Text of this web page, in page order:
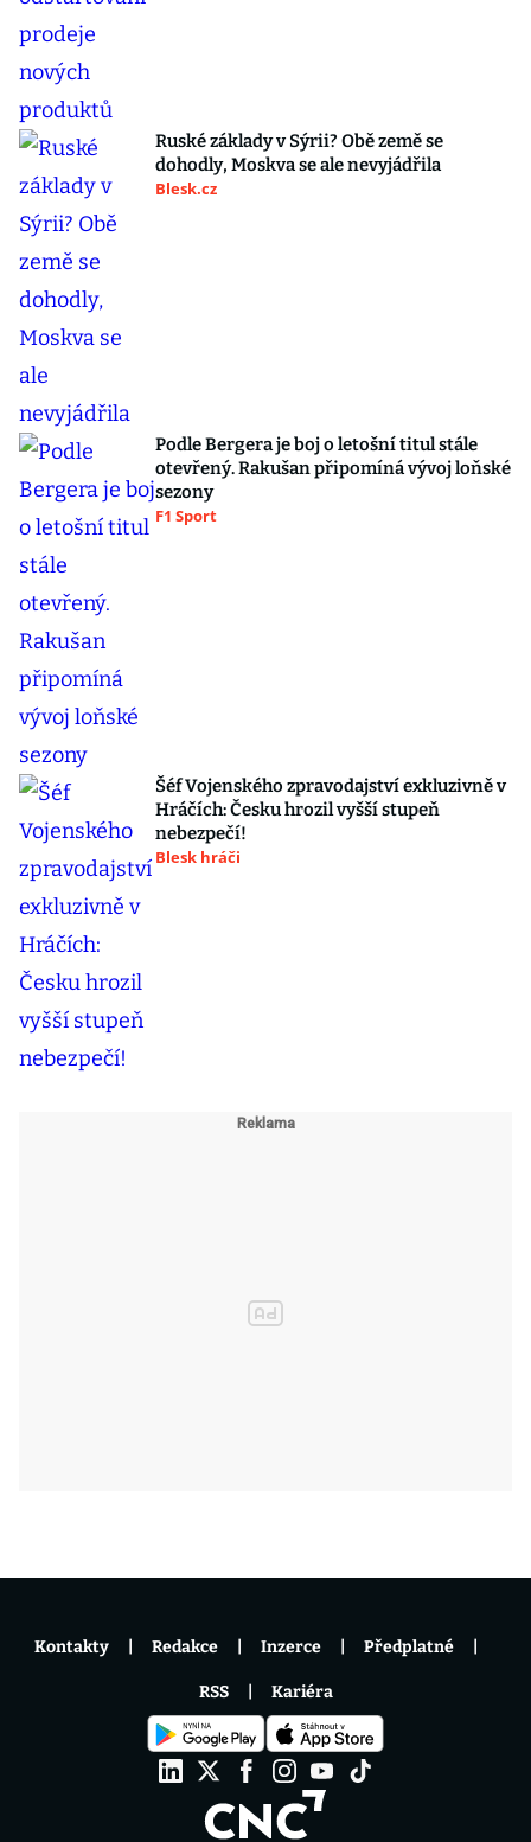
Ruské základy v Sýrii? Obě země se
dohodly, Moskva se ale nevyjádřila
Blesk.cz
Podle Bergera je boj o letošní titul stále
otevřený. Rakušan připomíná vývoj loňské
sezony
F1 Sport
Šéf Vojenského zpravodajství exkluzivně v
Hráčích: Česku hrozil vyšší stupeň
nebezpečí!
Blesk hráči
Kontakty Redakce Inzerce Předplatné
RSS Kariéra